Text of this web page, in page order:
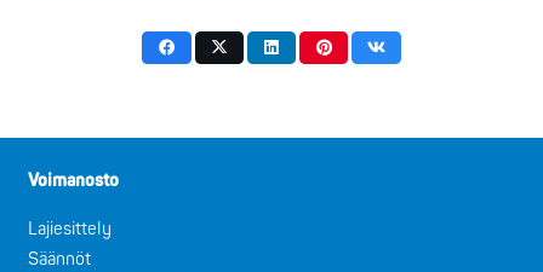
Voimanosto
Lajiesittely
Säännöt